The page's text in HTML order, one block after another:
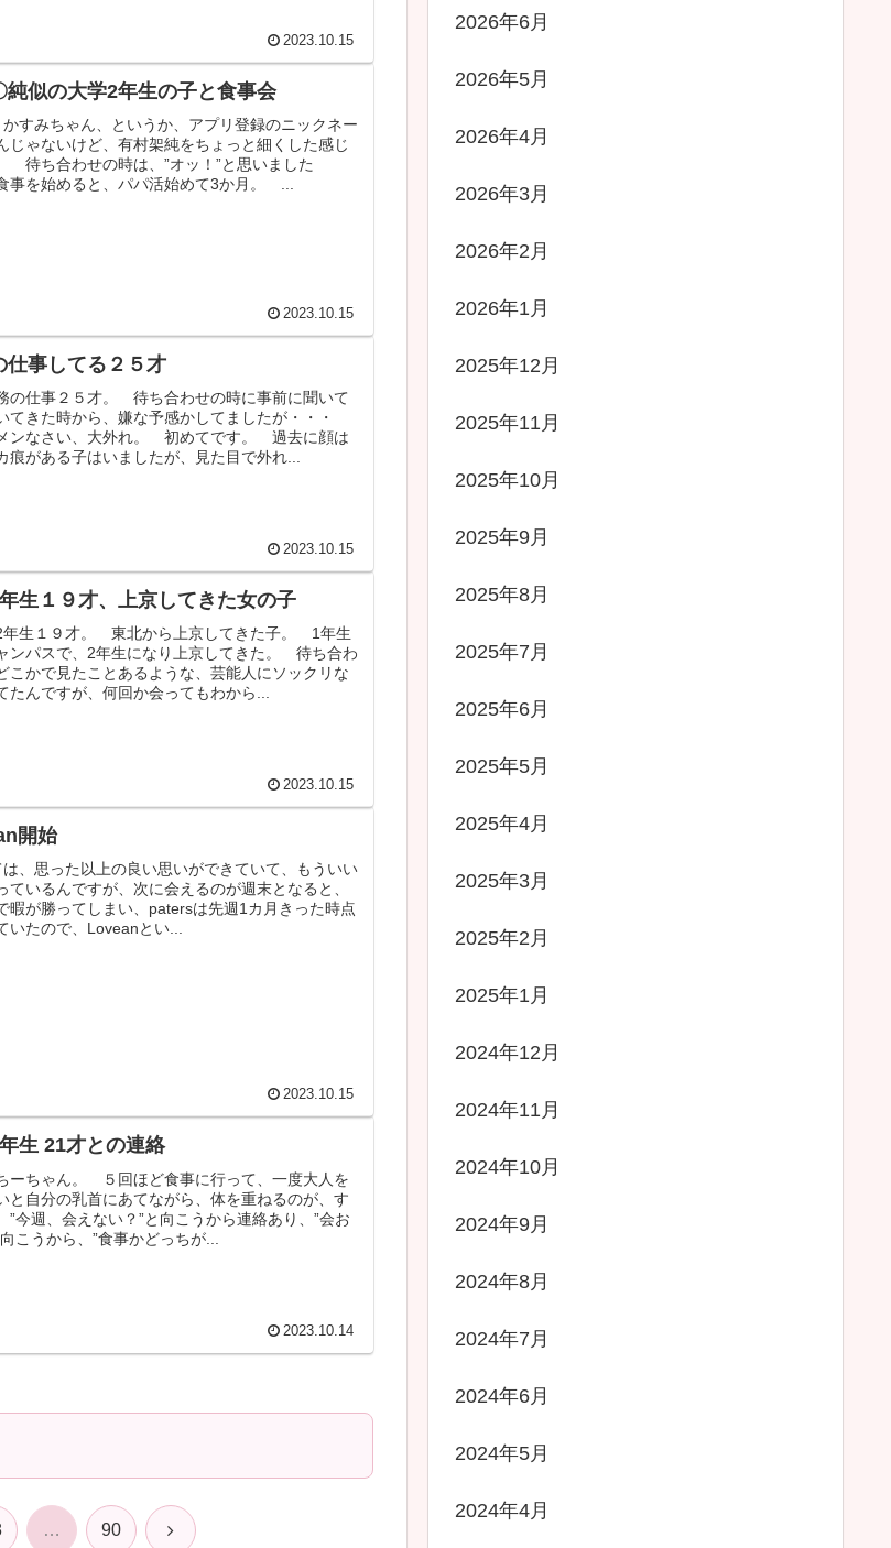
2023.10.15
純似の大学2年生の子と食事会
すみちゃん、というか、アプリ登録のニックネー
じゃないけど、有村架純をちょっと細くした感じ
待ち合わせの時は、”オッ！”と思いました
事を始めると、パパ活始めて3か月。 ...
2023.10.15
仕事してる２５才
の仕事２５才。 待ち合わせの時に事前に聞いて
てきた時から、嫌な予感かしてましたが・・・
ンなさい、大外れ。 初めてです。 過去に顔は
痕がある子はいましたが、見た目で外れ...
2023.10.15
生１９才、上京してきた女の子
年生１９才。 東北から上京してきた子。 1年生
ンパスで、2年生になり上京してきた。 待ち合わ
こかで見たことあるような、芸能人にソックリな
たんですが、何回か会ってもわから...
2023.10.15
開始
、思った以上の良い思いができていて、もういい
ているんですが、次に会えるのが週末となると、
暇が勝ってしまい、patersは先週1カ月きった時点
いたので、Loveanとい...
2023.10.15
生 21才との連絡
ーちゃん。 ５回ほど食事に行って、一度大人を
自分の乳首にあてながら、体を重ねるのが、す
今週、会えない？”と向こうから連絡あり、”会お
こうから、”食事かどっちが...
2023.10.14
… 90 次
2026年6月
2026年5月
2026年4月
2026年3月
2026年2月
2026年1月
2025年12月
2025年11月
2025年10月
2025年9月
2025年8月
2025年7月
2025年6月
2025年5月
2025年4月
2025年3月
2025年2月
2025年1月
2024年12月
2024年11月
2024年10月
2024年9月
2024年8月
2024年7月
2024年6月
2024年5月
2024年4月